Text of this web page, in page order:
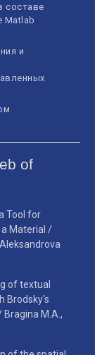
составе
Matlab
и
of
Tool for
Material /
Aleksandrova
of textual
Brodsky's
M.A.,